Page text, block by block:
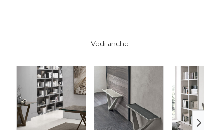
Vedi anche